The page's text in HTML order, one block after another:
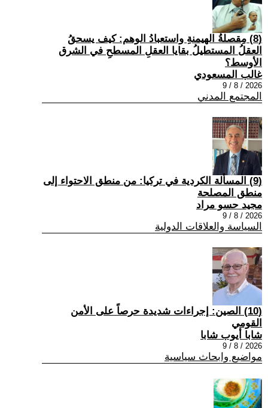
(8) مِقصلةُ الهيمنةِ واستعبادُ الوهم: كيف يسحقُ
العقلُ المستطيلُ بقايا العقلِ المسطحِ في الشرق
الأوسط؟
غالب المسعودي
2026 / 8 / 9
المجتمع المدني
(9) المسألة الكردية في تركيا: من منطق الاحتواء إلى
منطق المصلحة
مجيد حسو مراد
2026 / 8 / 9
السياسة والعلاقات الدولية
(10) الصين: إجراءات شديدة حرصاً على الأمن
القومي
شابا أيوب شابا
2026 / 8 / 9
مواضيع وابحاث سياسية